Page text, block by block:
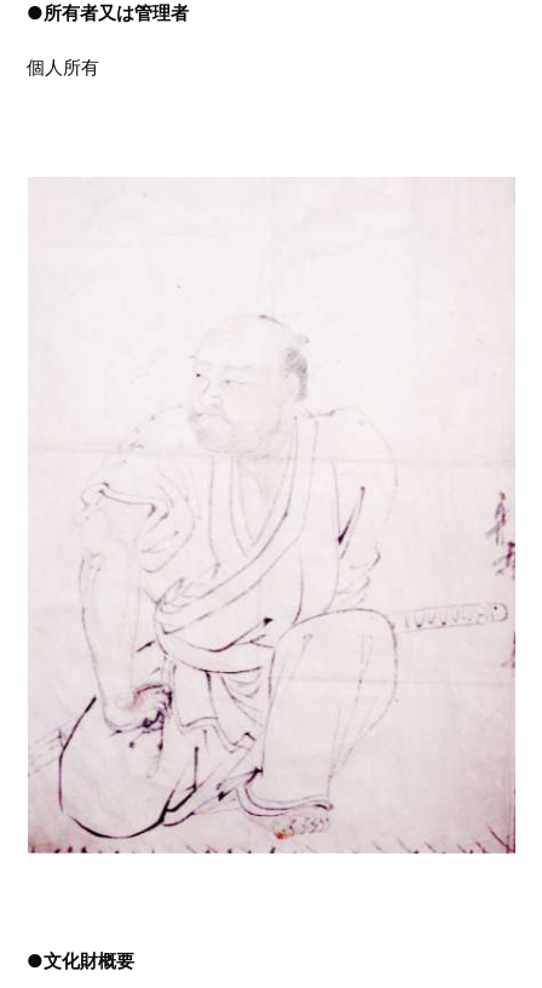
●所有者又は管理者
個人所有
●文化財概要